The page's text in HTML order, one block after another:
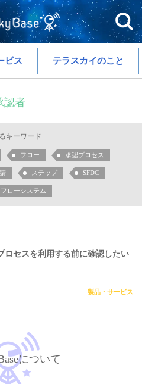
ビス テラスカイのこと
認者
キーワード
フロー 承認プロセス
ステップ SFDC
ローシステム
ロセスを利用する前に確認したい
製品・サービス
について